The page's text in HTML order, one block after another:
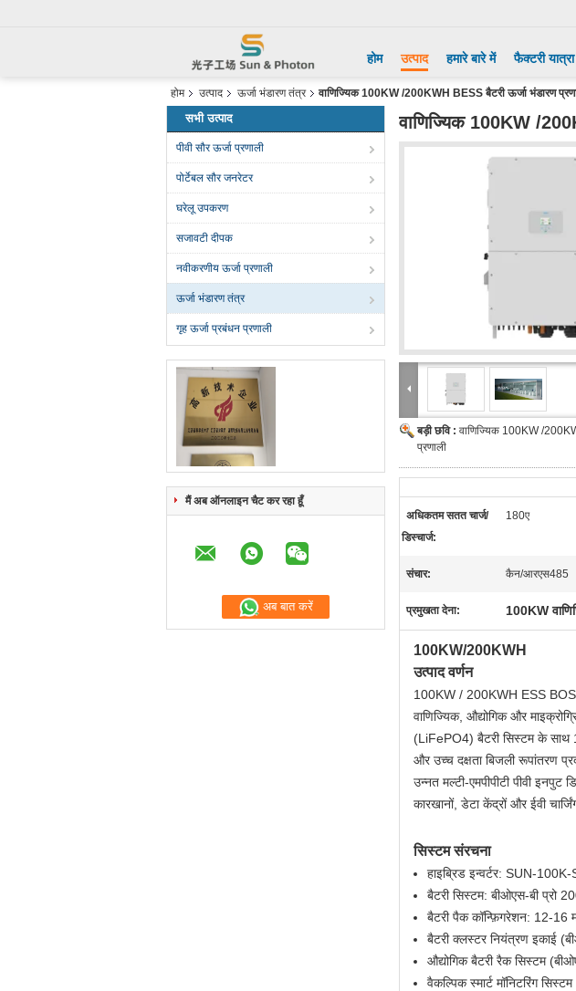
होम उत्पाद हमारे बारे में फैक्टरी यात्रा
होम उत्पाद ऊर्जा भंडारण तंत्र वाणिज्यिक 100KW /200KWH BESS बैटरी ऊर्जा भंडारण
सभी उत्पाद
पीवी सौर ऊर्जा प्रणाली
पोर्टेबल सौर जनरेटर
घरेलू उपकरण
सजावटी दीपक
नवीकरणीय ऊर्जा प्रणाली
ऊर्जा भंडारण तंत्र
गृह ऊर्जा प्रबंधन प्रणाली
मैं अब ऑनलाइन चैट कर रहा हूँ
अब बात करें
वाणिज्यिक 100KW /
बड़ी छवि : वाणिज्यिक 100KW /
प्रणाली
अधिकतम सतत चार्ज/
डिस्चार्ज:
180ए
संचार: कैन/आरएस485
प्रमुखता देना: 100KW
100KW/200KWH
उत्पाद वर्णन
100KW / 200KWH ESS BOS-
वाणिज्यिक, औद्योगिक और
(LiFePO4) बैटरी सिस्टम के साथ
और उच्च दक्षता बिजली रूपांतरण
उन्नत मल्टी-एमपीपीटी पीवी
कारखानों, डेटा केंद्रों और ईवी
सिस्टम संरचना
हाइब्रिड इन्वर्टर: SUN-
बैटरी सिस्टम: बीओएस-बी प्रो
बैटरी पैक कॉन्फ़िगरेशन: 12-16
बैटरी क्लस्टर नियंत्रण इकाई
औद्योगिक बैटरी रैक सिस्टम
वैकल्पिक स्मार्ट मॉनिटरिंग